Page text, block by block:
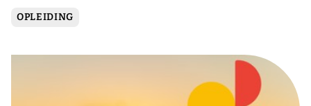
OPLEIDING